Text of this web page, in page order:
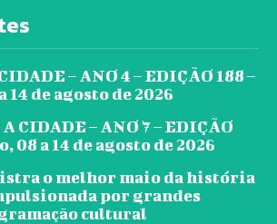
– ANO 4 – EDIÇÃO 188 –
14 de agosto de 2026
CIDADE – ANO 7 – EDIÇÃO
08 a 14 de agosto de 2026
o melhor maio da história
por grandes
cultural